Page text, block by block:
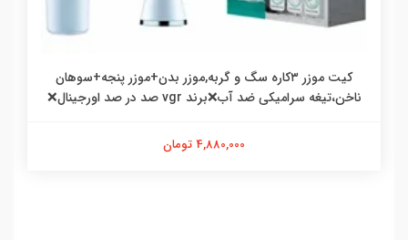
کیت موزر ۳کاره سگ و گربه,موزر بدن+موزر پنجه+سوهان
ناخن،تیغه سرامیکی ضد آب❌برند vgr صد در صد اورجینال❌
4,880,000 تومان